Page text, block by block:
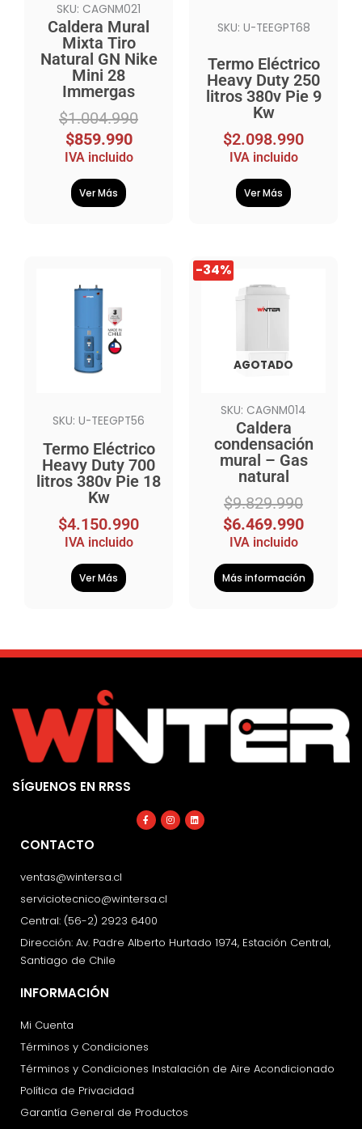
SKU: CAGNM021
Caldera Mural
Mixta Tiro
Natural GN Nike
Mini 28
Immergas
$1.004.990
$859.990
IVA incluido
Ver Más
SKU: U-TEEGPT68
Termo Eléctrico
Heavy Duty 250
litros 380v Pie 9
Kw
$2.098.990
IVA incluido
Ver Más
SKU: U-TEEGPT56
Termo Eléctrico
Heavy Duty 700
litros 380v Pie 18
Kw
$4.150.990
IVA incluido
Ver Más
-34%
AGOTADO
SKU: CAGNM014
Caldera
condensación
mural – Gas
natural
$9.829.990
El
precio
$9.829.990.
$6.469.990
El
precio
$6.469.990.
IVA incluido
Más información
SÍGUENOS EN RRSS
Facebook-
f
Instagram
Linkedin
CONTACTO
ventas@wintersa.cl
serviciotecnico@wintersa.cl
Central: (56-2) 2923 6400
Dirección: Av. Padre Alberto Hurtado 1974, Estación Central,
Santiago de Chile
INFORMACIÓN
Mi Cuenta
Términos y Condiciones
Términos y Condiciones Instalación de Aire Acondicionado
Política de Privacidad
Garantía General de Productos